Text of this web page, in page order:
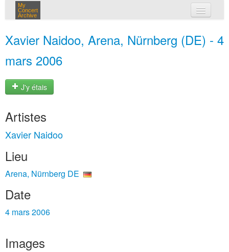
My
Concert
Archive
Xavier Naidoo, Arena, Nürnberg (DE) - 4
mars 2006
J'y étais
Artistes
Xavier Naidoo
Lieu
Arena, Nürnberg DE
Date
4 mars 2006
Images